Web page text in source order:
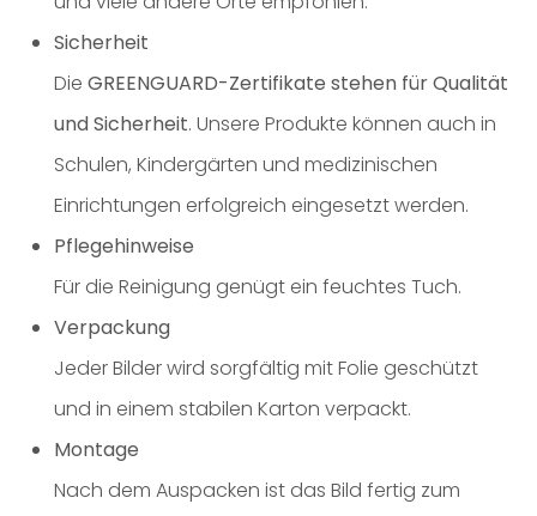
Sicherheit
Die GREENGUARD-Zertifikate stehen für Qualität
und Sicherheit. Unsere Produkte können auch in
Schulen, Kindergärten und medizinischen
Einrichtungen erfolgreich eingesetzt werden.
Pflegehinweise
Für die Reinigung genügt ein feuchtes Tuch.
Verpackung
Jeder Bilder wird sorgfältig mit Folie geschützt
und in einem stabilen Karton verpackt.
Montage
Nach dem Auspacken ist das Bild fertig zum